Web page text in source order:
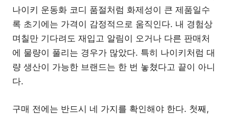
나이키 운동화 코디 품절처럼 화제성이 큰 제품일수
록 초기에는 가격이 감정적으로 움직인다. 내 경험상
며칠만 기다려도 재입고 알림이 오거나 다른 판매처
에 물량이 풀리는 경우가 많았다. 특히 나이키처럼 대
량 생산이 가능한 브랜드는 한 번 놓쳤다고 끝이 아니
다.
구매 전에는 반드시 네 가지를 확인해야 한다. 첫째,